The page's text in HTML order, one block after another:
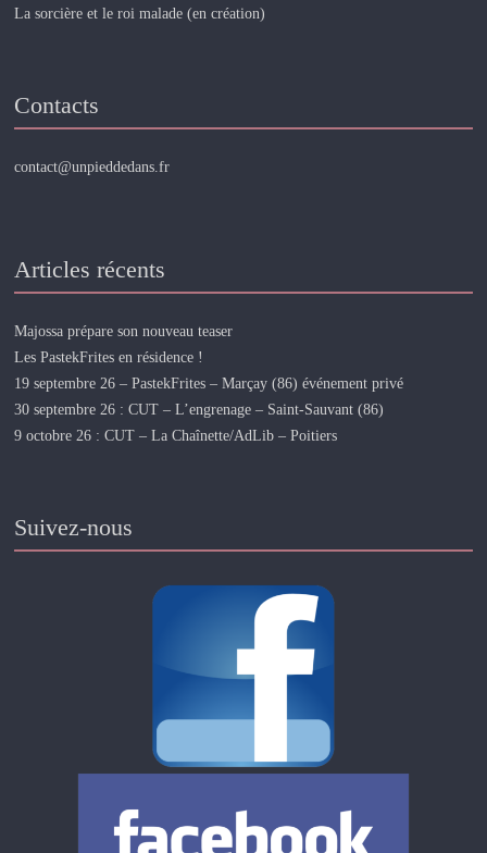
La sorcière et le roi malade (en création)
Contacts
contact@unpieddedans.fr
Articles récents
Majossa prépare son nouveau teaser
Les PastekFrites en résidence !
19 septembre 26 – PastekFrites – Marçay (86) événement privé
30 septembre 26 : CUT – L’engrenage – Saint-Sauvant (86)
9 octobre 26 : CUT – La Chaînette/AdLib – Poitiers
Suivez-nous